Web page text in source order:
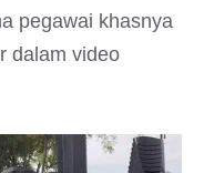
pegawai khasnya
dalam video